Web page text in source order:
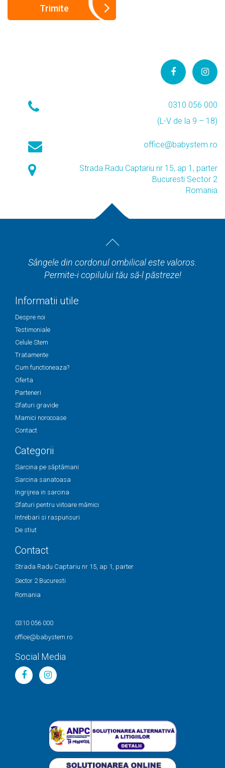
0310 056 000
(L-V de la 9 – 18)
office@babystem.ro
Strada Radu Captariu nr 15, ap 1, parter
Bucuresti Sector 2
Romania
Sângele din cordonul ombilical este valoros.
Permite-i copilului tău să-l păstreze!
Informatii utile
Despre noi
Testimoniale
Celule Stem
Tratamente
Cum functioneaza?
Oferta
Parteneri
Sfaturi gravide
Mamici norocoase
Contact
Categorii
Sarcina pe săptămani
Sarcina sanatoasa
Ingrijrea in sarcina
Sfaturi pentru viitoare mămici
Intrebari si raspunsuri
De stiut
Contact
Strada Radu Captariu nr 15, ap 1, parter
Sector 2 Bucuresti
Romania
0310 056 000
office@babystem.ro
Social Media